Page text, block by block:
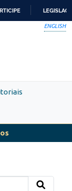
ENGLISH